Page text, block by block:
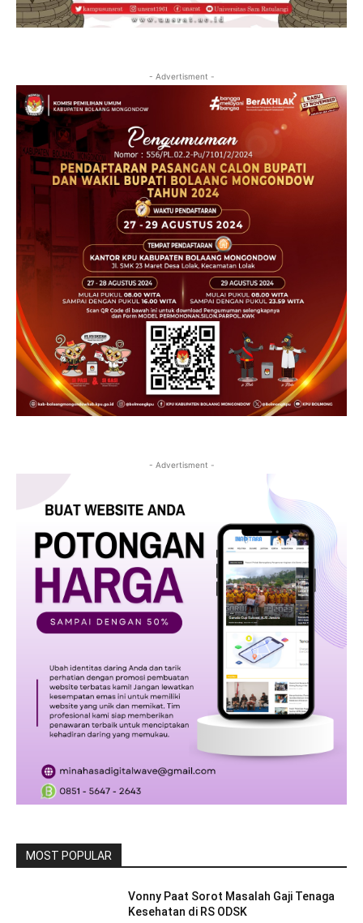
- Advertisment -
- Advertisment -
MOST POPULAR
Vonny Paat Sorot Masalah Gaji Tenaga
Kesehatan di RS ODSK